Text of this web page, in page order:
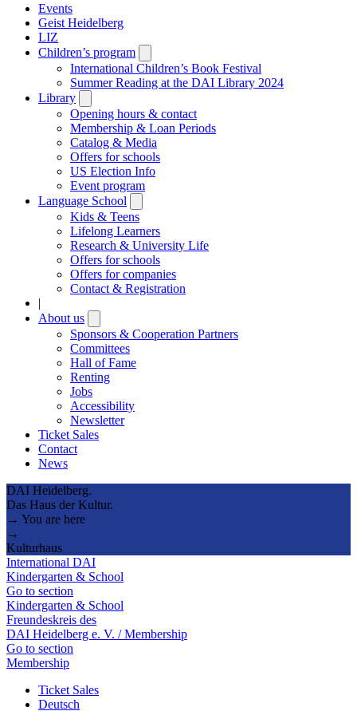
Events
Geist Heidelberg
LIZ
Children’s program
submenu
International Children’s Book Festival
Summer Reading at the DAI Library 2024
Library
submenu
Opening hours & contact
Membership & Loan Periods
Catalog & Media
Offers for schools
US Election Info
Event program
Language School
submenu
Kids & Teens
Lifelong Learners
Research & University Life
Offers for schools
Offers for companies
Contact & Registration
|
About us
submenu
Sponsors & Cooperation Partners
Committees
Hall of Fame
Renting
Jobs
Accessibility
Newsletter
Ticket Sales
Contact
News
DAI Heidelberg.
Das Haus der Kultur.
→ You are here
→
Kulturhaus
International DAI
Kindergarten & School
Go to section
Kindergarten & School
Freundeskreis des
DAI Heidelberg e. V. / Membership
Go to section
Membership
Ticket Sales
Deutsch